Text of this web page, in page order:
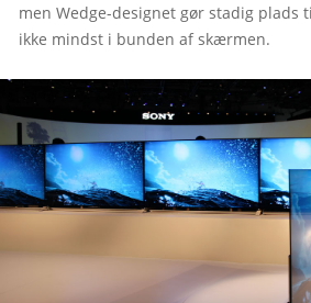
men Wedge-designet gør stadig
ikke mindst i bunden af skærmen.